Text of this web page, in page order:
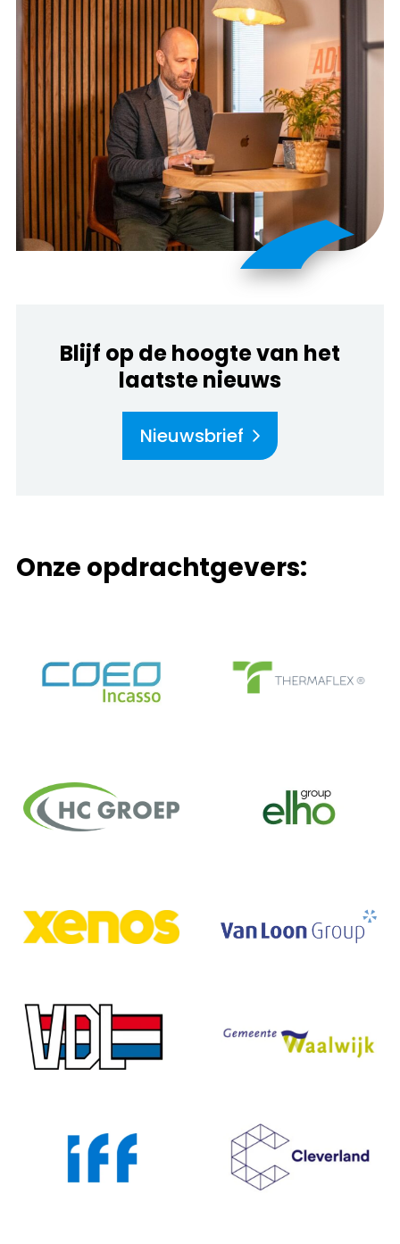
Blijf op de hoogte van het
laatste nieuws
Nieuwsbrief
Onze opdrachtgevers: